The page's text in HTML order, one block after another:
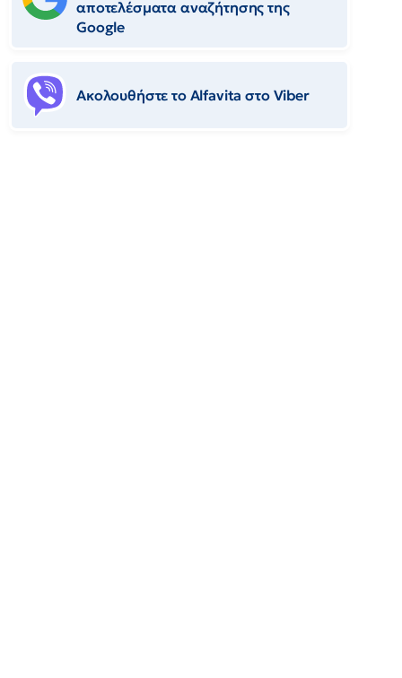
αποτελέσματα αναζήτησης της
Google
Ακολουθήστε το Αlfavita στο Viber